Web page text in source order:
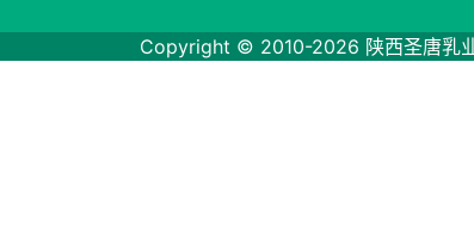
Copyright © 2010-2026 陕西圣唐乳